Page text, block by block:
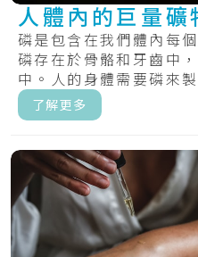
人體內的巨量礦
磷是包含在我們體內每
磷存在於骨骼和牙齒中
中。人的身體需要磷來
化學過.....
了解更多